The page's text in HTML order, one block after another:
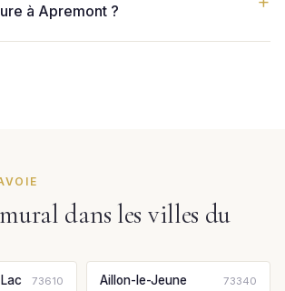
à Apremont ?
dans les villes du
73610 Aillon-le-Jeune 73340